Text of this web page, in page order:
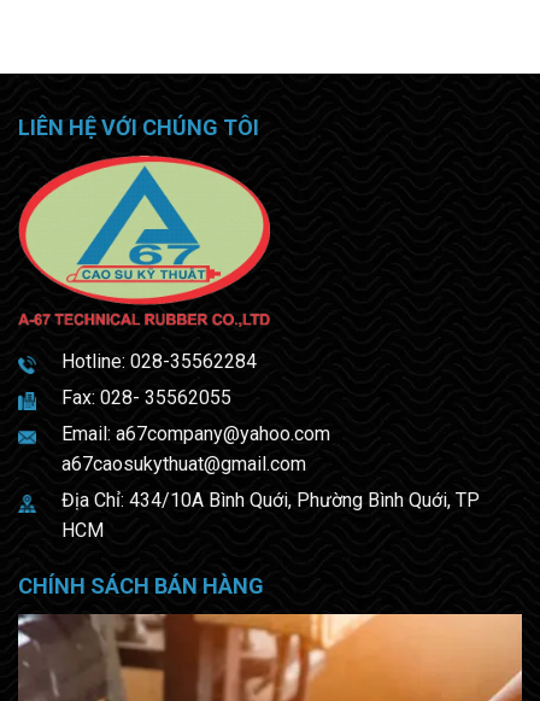
LIÊN HỆ VỚI CHÚNG TÔI
Hotline: 028-35562284
Fax: 028- 35562055
Email: a67company@yahoo.com
a67caosukythuat@gmail.com
Địa Chỉ: 434/10A Bình Quới, Phường Bình Quới, TP
HCM
CHÍNH SÁCH BÁN HÀNG